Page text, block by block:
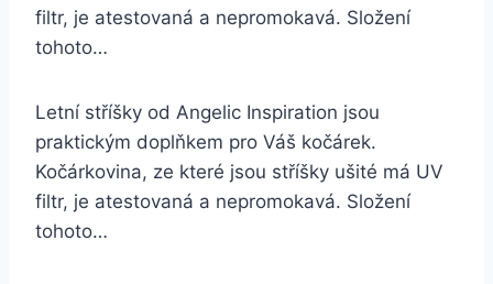
filtr, je atestovaná a nepromokavá. Složení
tohoto…
Letní stříšky od Angelic Inspiration jsou
praktickým doplňkem pro Váš kočárek.
Kočárkovina, ze které jsou stříšky ušité má UV
filtr, je atestovaná a nepromokavá. Složení
tohoto…